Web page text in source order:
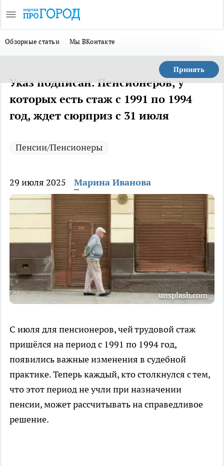
Обзорные статьи Мы ВКонтакте
Принять
Указ подписан. Пенсионеров, у
которых есть стаж с 1991 по 1994
год, ждет сюрприз с 31 июля
Пенсии/Пенсионеры
29 июля 2025 Марина Иванова
unsplash.com
С июля для пенсионеров, чей трудовой стаж
пришёлся на период с 1991 по 1994 год,
появились важные изменения в судебной
практике. Теперь каждый, кто столкнулся с тем,
что этот период не учли при назначении
пенсии, может рассчитывать на справедливое
решение.